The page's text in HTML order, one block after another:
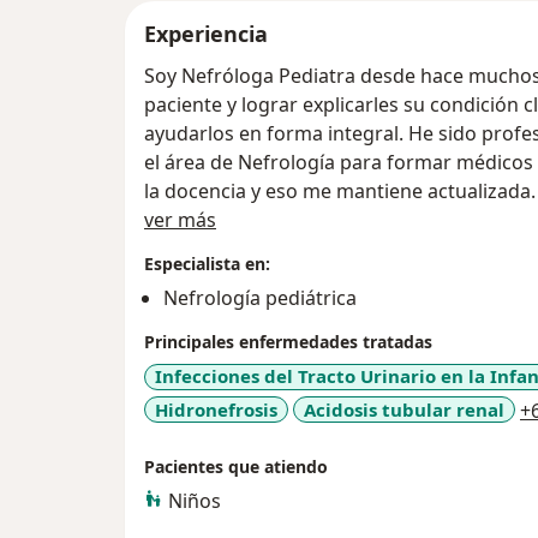
Experiencia
Soy Nefróloga Pediatra desde hace muchos años . Me gusta poder ayudar a mis
paciente y lograr explicarles su condición clinica a los padres para poder
ayudarlos en forma integral. He sido profesora Universitaria por muchos años en
el área de Nefrología para formar médicos generales y pediatras; disfruto mucho
la docencia y eso me mantiene actualizada.
ACONEPE y editora del libro "Enfoques en
ver más
Especialista en:
Nefrología pediátrica
Principales enfermedades tratadas
Infecciones del Tracto Urinario en la
Hidronefrosis
Acidosis tubular renal
Pacientes que atiendo
Niños